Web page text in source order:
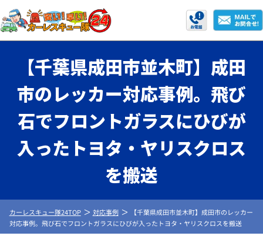
【千葉県成田市並木町】成田
市のレッカー対応事例。飛び
石でフロントガラスにひびが
入ったトヨタ・ヤリスクロス
を搬送
カーレスキュー隊24TOP 対応事例
【千葉県成田市並木町】成田市のレッカー
対応事例。飛び石でフロントガラスにひびが入ったトヨタ・ヤリスクロスを搬送